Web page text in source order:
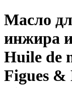
Масло
инжира
Huile de
Figues &